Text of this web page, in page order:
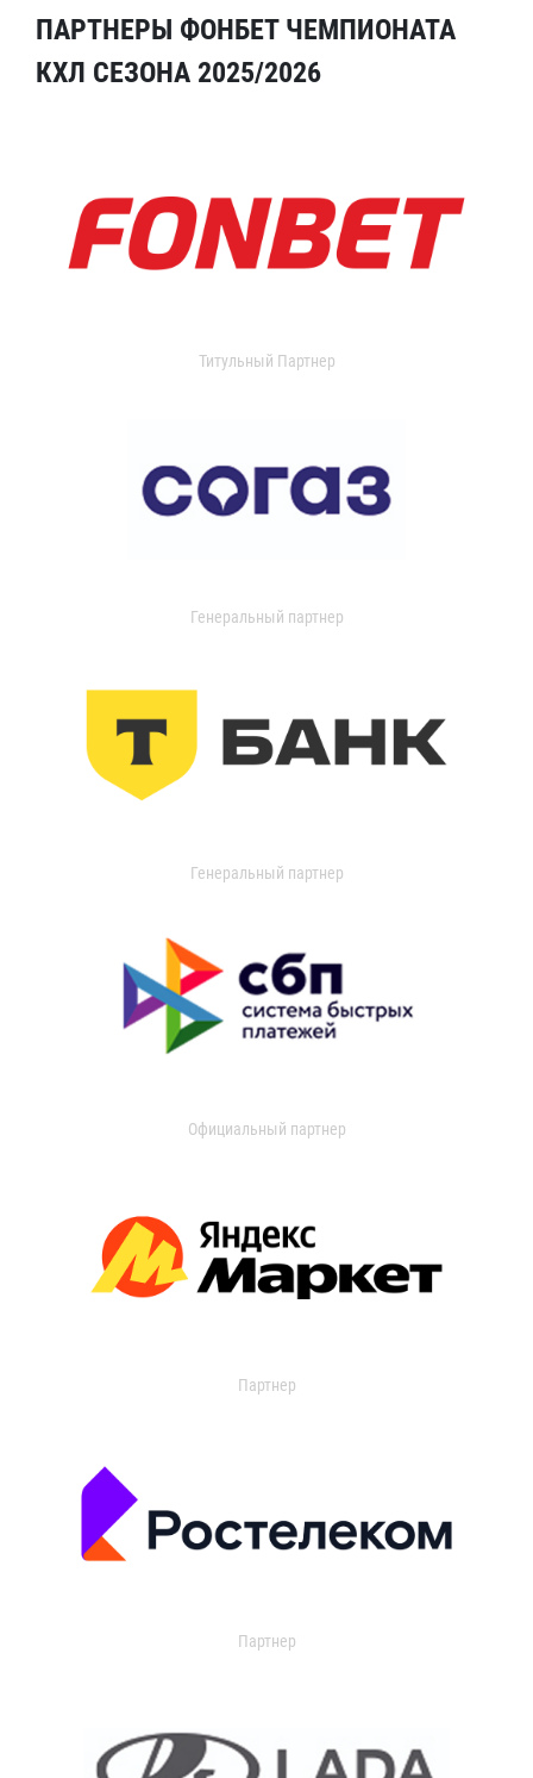
ПАРТНЕРЫ ФОНБЕТ ЧЕМПИОНАТА
КХЛ СЕЗОНА 2025/2026
Титульный Партнер
Генеральный партнер
Генеральный партнер
Официальный партнер
Партнер
Партнер